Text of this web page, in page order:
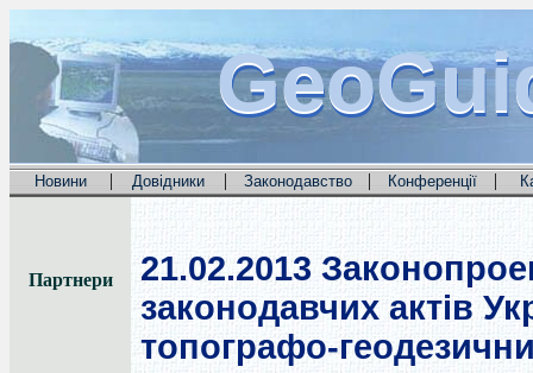
Новини | Довідники | Законодавство | Конференції |
Партнери 21.02.2013
законодавчих актів
топографо-